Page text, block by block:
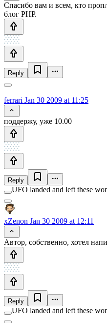
Спасибо вам и всем, кто
блог PHP.
Reply
ferrari Jan 30 2009 at 11:25
поддержу, уже 10.00
Reply
UFO landed and left these
xZenon Jan 30 2009 at 12:11
Автор, собственно, хотел
Reply
UFO landed and left these